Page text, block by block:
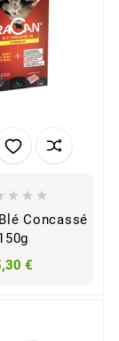
  
Concassé
€